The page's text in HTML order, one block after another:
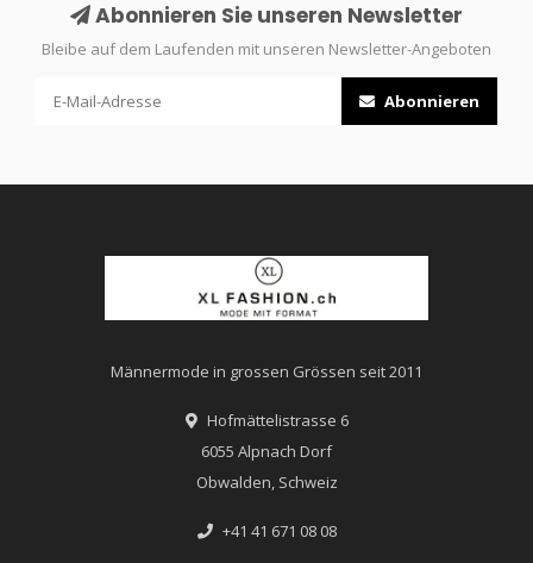
Abonnieren Sie unseren Newsletter
Bleibe auf dem Laufenden mit unseren Newsletter-Angeboten
Abonnieren
Männermode in grossen Grössen seit 2011
Hofmättelistrasse 6
6055 Alpnach Dorf
Obwalden, Schweiz
+41 41 671 08 08